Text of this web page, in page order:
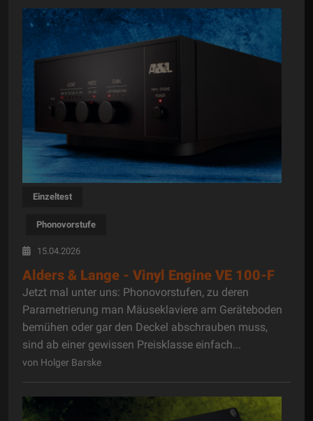
Einzeltest
Phonovorstufe
15.04.2026
Alders & Lange - Vinyl Engine VE 100-F
Jetzt mal unter uns: Phonovorstufen, zu deren
Parametrierung man Mäuseklaviere am Geräteboden
bemühen oder gar den Deckel abschrauben muss,
sind ab einer gewissen Preisklasse einfach...
von Holger Barske